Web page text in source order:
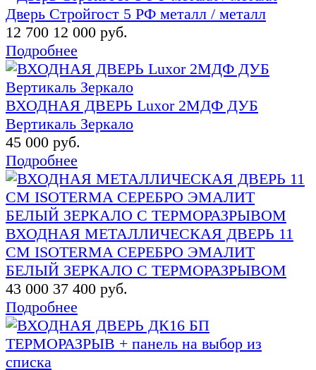
Дверь Стройгост 5 РФ металл / металл
12 700 12 000 руб.
Подробнее
ВХОДНАЯ ДВЕРЬ Luxor 2МДФ ДУБ
Вертикаль Зеркало
45 000 руб.
Подробнее
ВХОДНАЯ МЕТАЛЛИЧЕСКАЯ ДВЕРЬ 11
СМ ISOTERMA СЕРЕБРО ЭМАЛИТ
БЕЛЫЙ ЗЕРКАЛО С ТЕРМОРАЗРЫВОМ
43 000 37 400 руб.
Подробнее